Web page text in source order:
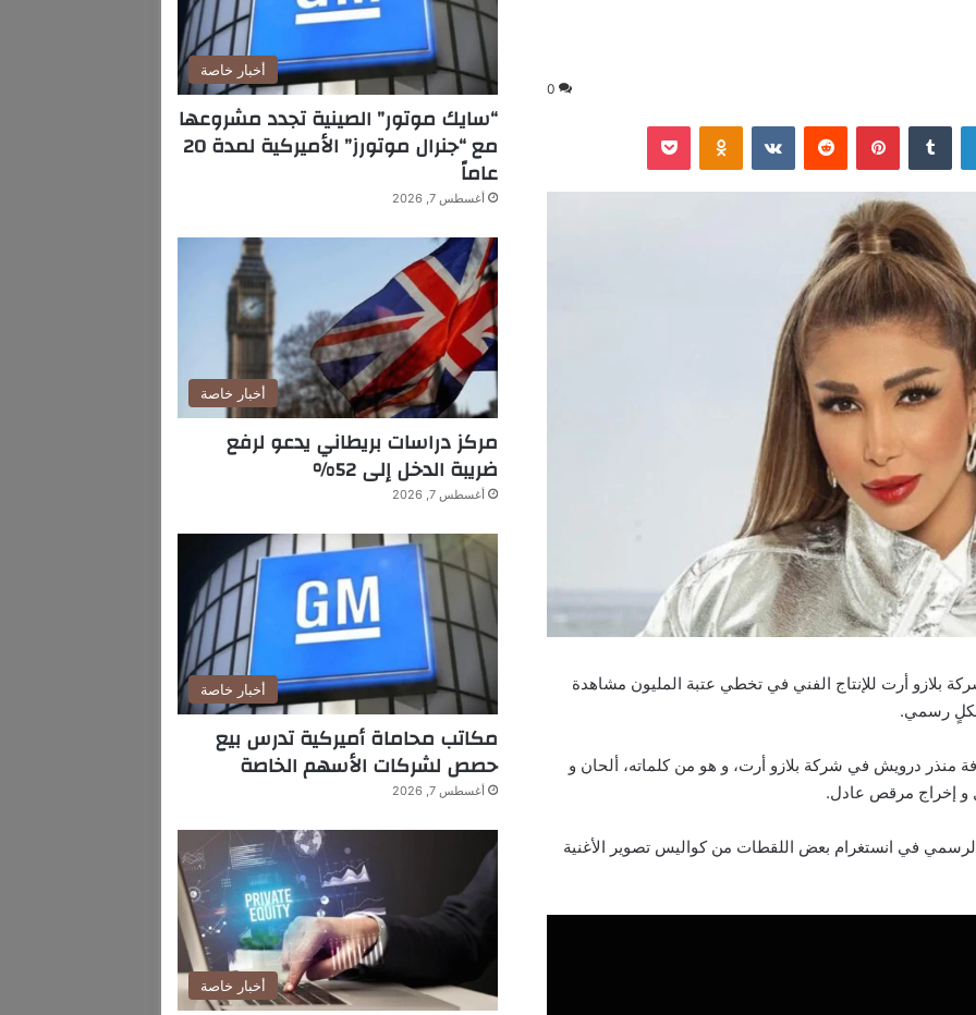
0
لينكدإن ‏Tumblr بينتيريست ‏Reddit
‏VKontakte
Odnoklassniki
‫Pocket
بلازو أرت للإنتاج الفني في تخطي عتبة المليون مشاهدة
رسمي.
منذر درويش في شركة بلازو أرت، و هو من كلماته، ألحان و
و إخراج مرقص عادل.
في انستغرام بعض اللقطات من كواليس تصوير الأغنية
أخبار خاصة
“سايك موتور” الصينية تجدد مشروعها
مع “جنرال موتورز” الأميركية لمدة 20
عاماً
أغسطس 7, 2026
أخبار خاصة
مركز دراسات بريطاني يدعو لرفع
ضريبة الدخل إلى 52%
أغسطس 7, 2026
أخبار خاصة
مكاتب محاماة أميركية تدرس بيع
حصص لشركات الأسهم الخاصة
أغسطس 7, 2026
أخبار خاصة